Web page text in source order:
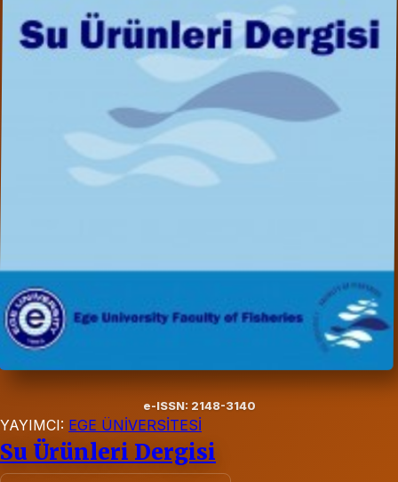
e-ISSN: 2148-3140
YAYIMCI: EGE ÜNİVERSİTESİ
Su Ürünleri Dergisi